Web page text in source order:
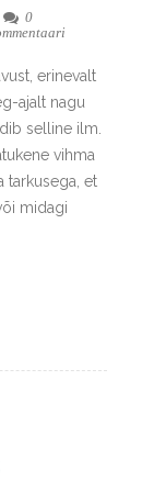
0
erinevalt
ajalt nagu
selline ilm.
vihma
tarkusega, et
midagi